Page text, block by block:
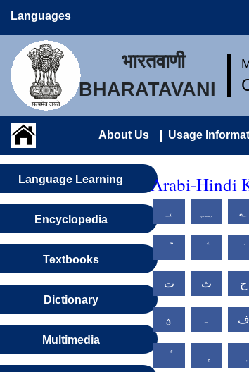
Languages
भारतवाणी
BHARATAVANI
About Us Usage
Language Learning
Encyclopedia
Textbooks
Dictionary
Multimedia
Arabi-Hindi
؀ ؂
ت ث ج
ؿ ـ ف